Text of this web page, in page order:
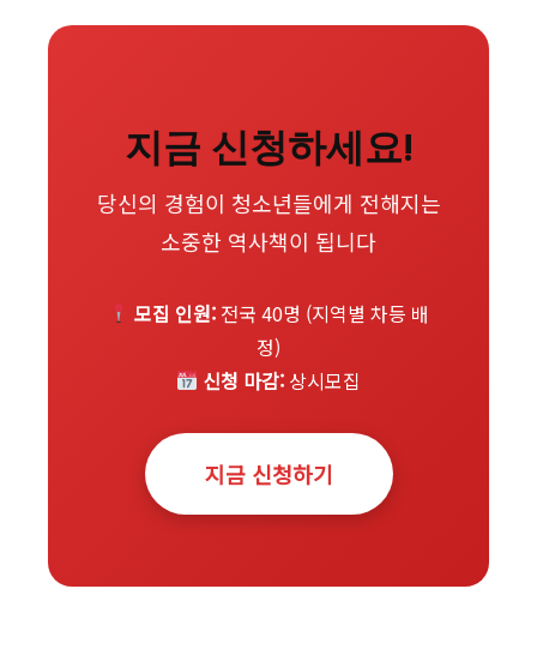
지금 신청하세요!
당신의 경험이 청소년들에게 전해지는
소중한 역사책이 됩니다
모집 인원: 전국 40명 (지역별 차등 배
정)
신청 마감: 상시모집
지금 신청하기